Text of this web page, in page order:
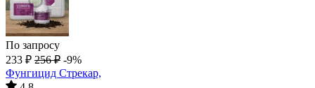
По запросу
233 ₽ 256 ₽ -9%
Фунгицид Стрекар,